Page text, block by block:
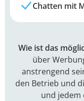
Chatten mit
Wie ist das
über
anstrengend
den Betrieb und
und jedem